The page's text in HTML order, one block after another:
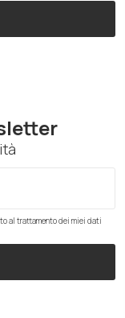
al trattamento dei miei dati